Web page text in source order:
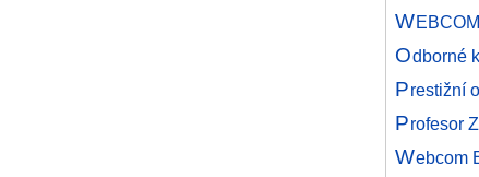
W
Odborné
Prestižní
Profesor
Webcom